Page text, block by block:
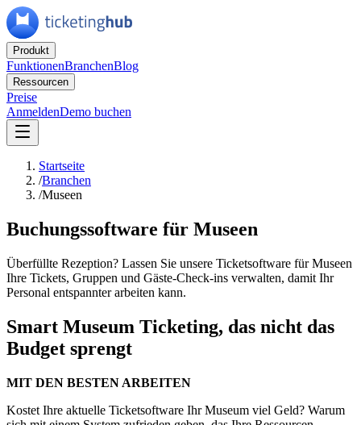
Produkt
FunktionenBranchenBlog
Ressourcen
Preise
AnmeldenDemo buchen
Startseite
/Branchen
/Museen
Buchungssoftware für Museen
Überfüllte Rezeption? Lassen Sie unsere Ticketsoftware für Museen
Ihre Tickets, Gruppen und Gäste-Check-ins verwalten, damit Ihr
Personal entspannter arbeiten kann.
Smart Museum Ticketing, das nicht das
Budget sprengt
MIT DEN BESTEN ARBEITEN
Kostet Ihre aktuelle Ticketsoftware Ihr Museum viel Geld? Warum